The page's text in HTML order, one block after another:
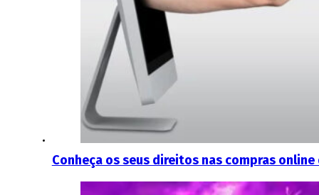
Conheça os seus direitos nas compras